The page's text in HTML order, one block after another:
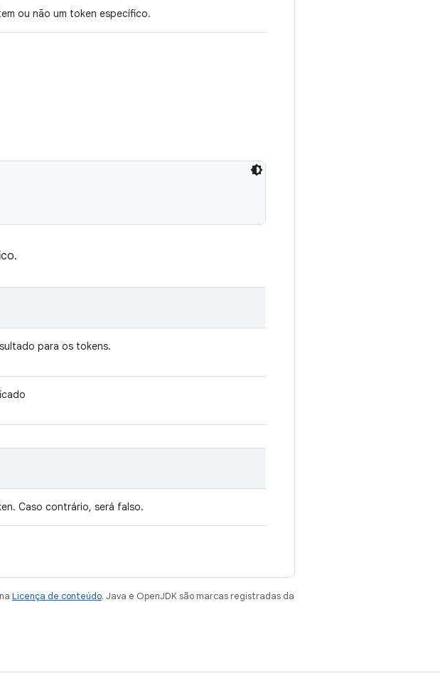
ou não um token específico.
para os tokens.
Caso contrário, será falso.
Licença de conteúdo. Java e OpenJDK são marcas registradas da